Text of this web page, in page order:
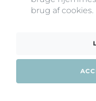
og efter
brug af cookies.